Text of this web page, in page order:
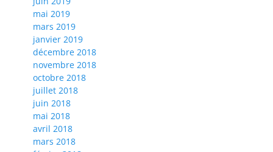
mai 2019
mars 2019
janvier 2019
décembre 2018
novembre 2018
octobre 2018
juillet 2018
juin 2018
mai 2018
avril 2018
mars 2018